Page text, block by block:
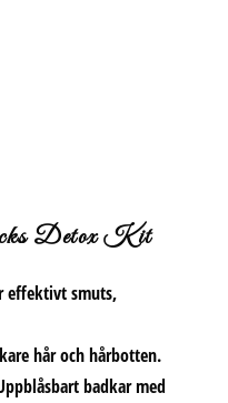
Detox Kit
effektivt smuts,
hår och hårbotten.
badkar med